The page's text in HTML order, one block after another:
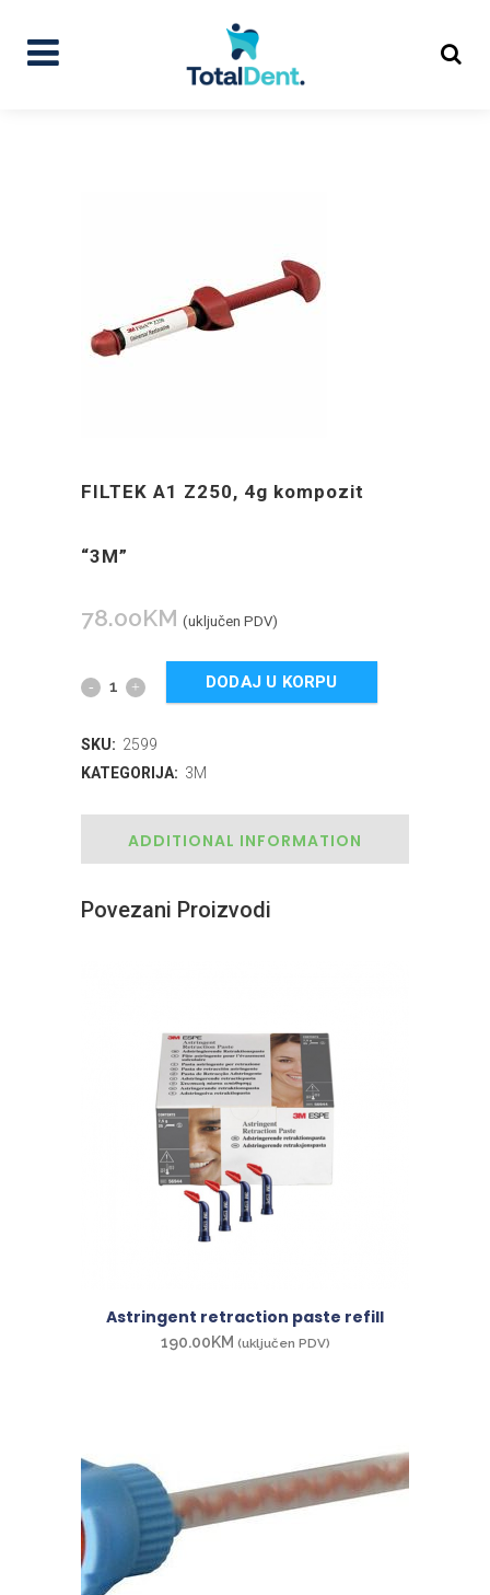
FILTEK A1 Z250, 4g kompozit
“3M”
78.00KM (uključen PDV)
DODAJ U KORPU
SKU: 2599
KATEGORIJA: 3M
ADDITIONAL INFORMATION
Povezani Proizvodi
Astringent retraction paste refill
190.00KM (uključen PDV)